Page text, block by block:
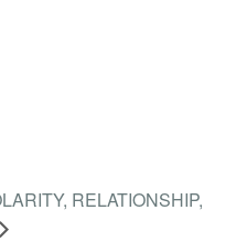
RELATIONSHIP,